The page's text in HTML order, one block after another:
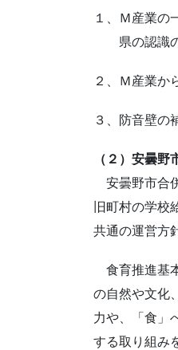
１、Ｍ産業の
県の認識の
２、Ｍ産業か
３、防音壁の
（２）安曇
安曇野市合
旧町村の学校
共通の運営方
食育推進基
の自然や文化
力や、「食」
する取り組み